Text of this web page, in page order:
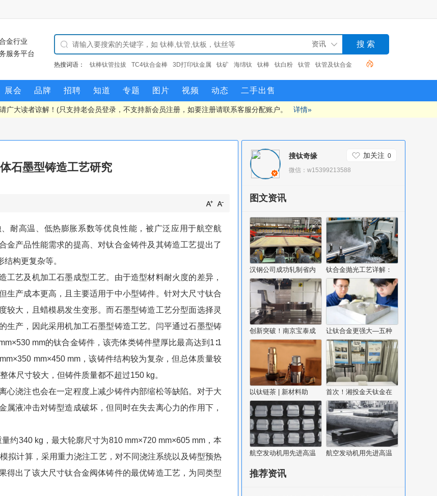
金行业
服务平台
热搜词语： 钛棒钛管拉拔 TC4钛合金棒 3D打印钛金属 钛矿 海绵钛 钛棒 钛白粉 钛管 钛管及钛合金
TC4钛合金
展会 品牌 招聘 知道 专题 图片 视频 动态 二手出售
广大读者谅解！(只支持老会员登录，不支持新会员注册，如要注册请联系客服分配账户。 详情»
石墨型铸造工艺研究
耐高温、低热膨胀系数等优良性能，被广泛应用于航空航
金产品性能需求的提高、对钛合金铸件及其铸造工艺提出了
构更复杂等。
艺及机加工石墨成型工艺。由于造型材料耐火度的差异，
生产成本更高，且主要适用于中小型铸件。针对大尺寸钛合
大，且蜡模易发生变形。而石墨型铸造工艺分型面选择灵
生产，因此采用机加工石墨型铸造工艺。闫平通过石墨型铸
mm的钛合金铸件，该壳体类铸件壁厚比最高达到1∶1
mm×450 mm，该铸件结构较为复杂，但总体质量较
体尺寸较大，但铸件质量都不超过150 kg。
浇注也会在一定程度上减少铸件内部缩松等缺陷。对于大
液冲击对铸型造成破坏，但同时在失去离心力的作用下，
340 kg，最大轮廓尺寸为810 mm×720 mm×605 mm，本
拟计算，采用重力浇注工艺，对不同浇注系统以及铸型预热
得出了该大尺寸钛合金阀体铸件的最优铸造工艺，为同类型
搜钛奇缘 加关注 0
微信：w15399213588
图文资讯
汉钢公司成功轧制省内 钛合金抛光工艺详解：
创新突破！南京宝泰成 让钛合金更强大—五种
以钛链茶 | 新材料助 首次！湘投金天钛金在
航空发动机用先进高温 航空发动机用先进高温
推荐资讯